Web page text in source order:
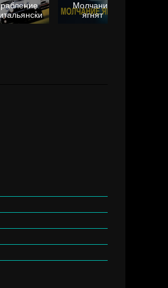
Молчание
ягнят